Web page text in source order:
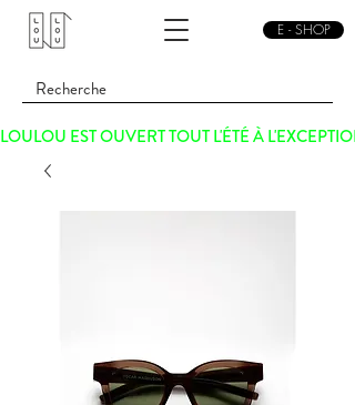
E - SHOP
LOULOU EST OUVERT TOUT L'ÉTÉ À